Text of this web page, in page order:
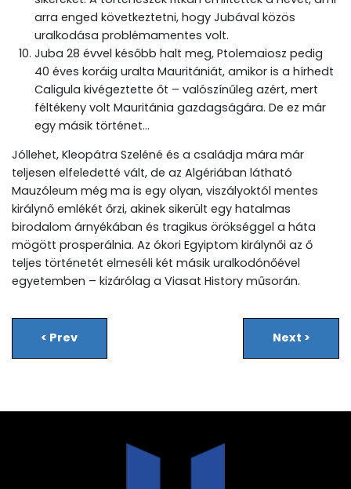
arra enged következtetni, hogy Jubával közös
uralkodása problémamentes volt.
Juba 28 évvel később halt meg, Ptolemaiosz pedig
40 éves koráig uralta Mauritániát, amikor is a hírhedt
Caligula kivégeztette őt – valószínűleg azért, mert
féltékeny volt Mauritánia gazdagságára. De ez már
egy másik történet…
Jóllehet, Kleopátra Szeléné és a családja mára már
teljesen elfeledetté vált, de az Algériában látható
Mauzóleum még ma is egy olyan, viszályoktól mentes
királynő emlékét őrzi, akinek sikerült egy hatalmas
birodalom árnyékában és tragikus örökséggel a háta
mögött prosperálnia. Az ókori Egyiptom királynői az ő
teljes történetét elmeséli két másik uralkodónőével
egyetemben – kizárólag a Viasat History műsorán.
< Prev Next >